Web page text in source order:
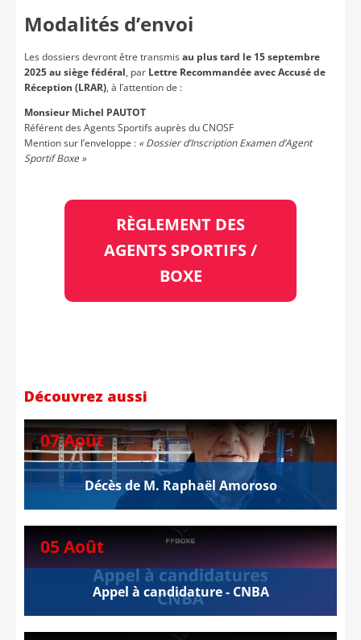
Modalités d’envoi
Les dossiers devront être transmisau plus tard le 15 septembre
2025au siège fédéral, par Lettre Recommandée avec Accusé de
Réception (LRAR), à l’attention de :
Monsieur Michel PAUTOT
Référent des Agents Sportifs auprès du CNOSF
Mention sur l’enveloppe : « Dossier d’Inscription Examen d’Agent
Sportif Boxe »
RÈGLEMENT DES
AGENTS SPORTIFS /
BOXE
Découvrez aussi
07 Août
Décès de M. Raphaël Amoroso
05 Août
Appel à candidature - CNBA